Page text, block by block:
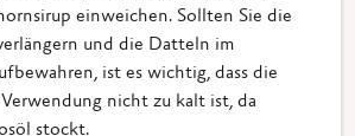
einweichen. Sollten Sie die
und die Datteln im
ist es wichtig, dass die
Verwendung nicht zu kalt ist, da
stockt.